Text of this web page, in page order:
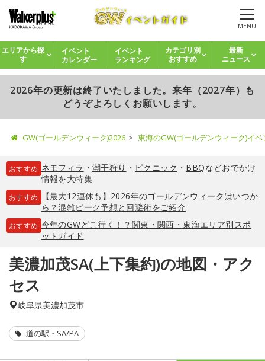
MENU
エリアから探
す
イベント
カレンダー
イベント
ランキング
カテゴリ別
おすすめ
最新
ニュース
2026年の更新は終了いたしました。来年（2027年）も
どうぞよろしくお願いします。
GW(ゴールデンウィーク)2026 東海のGW(ゴールデンウィーク)イ
おすすめ ネモフィラ ・ 潮干狩り ・ ピクニック ・ BBQなどおでかけ
情報を大特集
おすすめ
【最大12連休も】2026年のゴールデンウィークはいつか
ら？混雑ピーク予想と回避術をご紹介
おすすめ 今年のGWどこ行く！？関東・関西・東海エリア別スポ
ットガイド
美濃加茂SA(上下集約)の地図・アク
セス
岐阜県美濃加茂市
道の駅・SA/PA